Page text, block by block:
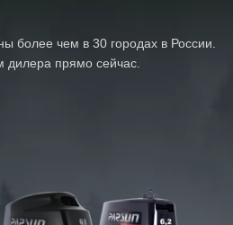
более чем в 30 городах в России.
дилера прямо сейчас.